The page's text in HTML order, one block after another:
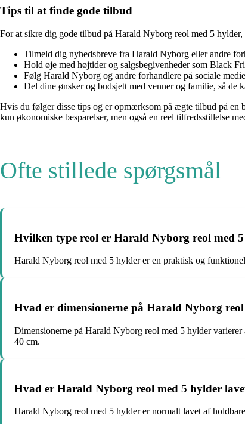
Tips til at finde gode tilbud
For at sikre dig gode tilbud på Harald Nyborg reol med 5
Tilmeld dig nyhedsbreve fra Harald Nyborg eller andre
Hold øje med højtider og salgsbegivenheder som Black
Følg Harald Nyborg og andre forhandlere på sociale
Del dine ønsker og budsjett med venner og familie, så de
Hvis du følger disse tips og er opmærksom på ægte tilbud på
kun økonomiske besparelser, men også en reel tilfredsstillelse
Ofte stillede spørgsmål
Hvilken type reol er Harald Nyborg reol med
Harald Nyborg reol med 5 hylder er en praktisk og
Hvad er dimensionerne på Harald Nyborg
Dimensionerne på Harald Nyborg reol med 5 hylder
40 cm.
Hvad er Harald Nyborg reol med 5 hylder
Harald Nyborg reol med 5 hylder er normalt lavet af